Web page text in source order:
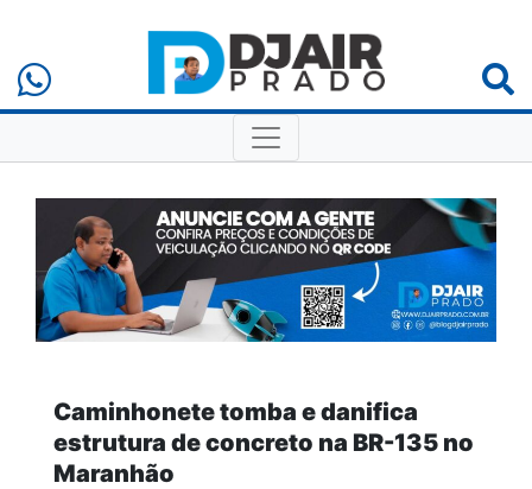
Caminhonete tomba e danifica
estrutura de concreto na BR-135 no
Maranhão